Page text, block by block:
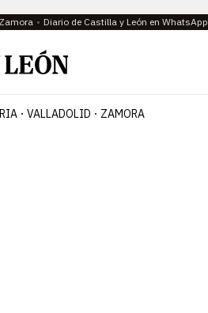
Diario de Castilla y León en WhatsApp
VALLADOLID ZAMORA